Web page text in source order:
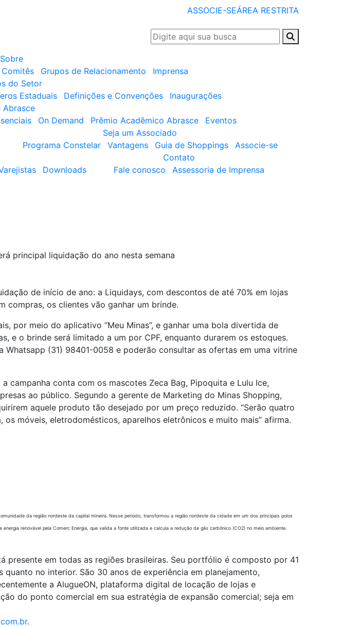
ASSOCIE-SEÁREA RESTRITA
Sobre
Comitês Grupos de Relacionamento
Imprensa
do Setor
Estaduais Definições e Convenções
Inaugurações
Abrasce
On Demand Prêmio Acadêmico Abrasce
Eventos
Seja um Associado
Programa Constelar
Vantagens Guia de Shoppings
Associe-se
Downloads
Contato
Fale conosco
Assessoria de Imprensa
principal liquidação do ano nesta semana
de início de ano: a Liquidays, com descontos de até 70% em lojas
compras, os clientes vão ganhar um brinde.
por meio do aplicativo “Meu Minas”, e ganhar uma bola divertida de
e o brinde será limitado a um por CPF, enquanto durarem os estoques.
(31) 98401-0058 e poderão consultar as ofertas em uma vitrine
campanha conta com os mascotes Zeca Bag, Pipoquita e Lulu Ice,
ao público. Segundo a gerente de Marketing do Minas Shopping,
aquele produto tão desejado por um preço reduzido. “Serão quatro
móveis, eletrodomésticos, aparelhos eletrônicos e muito mais” afirma.
da região nordeste da capital mineira. Nesse período, transformou a região nordeste da cidade em um dos principais polos
renovável pela Comerc Energia, que valida a fonte utilizada e calcula a redução de gás carbônico (CO2) no meio ambiente.
presente em todas as regiões brasileiras. Seu portfólio é composto por 41
no interior. São 30 anos de experiência em planejamento,
a AlugueON, plataforma digital de locação de lojas e
do ponto comercial em sua estratégia de expansão comercial; seja em
.